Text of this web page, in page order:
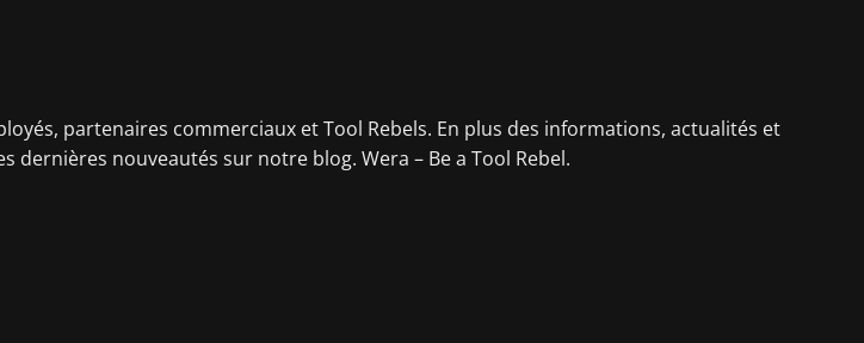
partenaires commerciaux et Tool Rebels. En plus des informations, actualités et
nouveautés sur notre blog. Wera – Be a Tool Rebel.